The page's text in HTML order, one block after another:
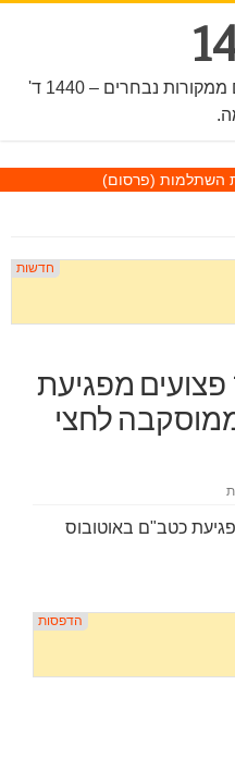
חדשות, מבזקי חדשות ומאמרים ממקורות נבחרים – 1440 ד'
השתלמות (פרסום)
רוסיה: 7 הרוגים ו-11 פצועים מפגיעת
לחצי
ו-11 פצועים מפגיעת כטב"ם באוטובוס